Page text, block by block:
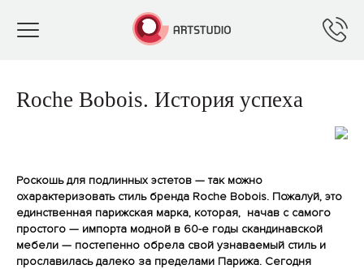
Toggle
Roche Bobois. История успеха
Роскошь для подлинных эстетов — так можно
охарактеризовать стиль бренда Roche Bobois. Пожалуй, это
единственная парижская марка, которая, начав с самого
простого — импорта модной в 60-е годы скандинавской
мебели — постепенно обрела свой узнаваемый стиль и
прославилась далеко за пределами Парижа. Сегодня